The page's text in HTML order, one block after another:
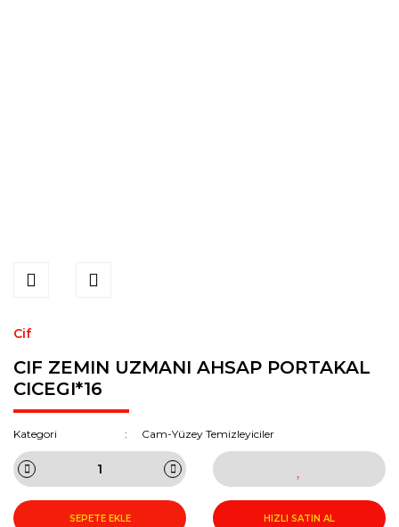
Cif
CIF ZEMIN UZMANI AHSAP PORTAKAL
CICEGI*16
Kategori Cam-Yüzey Temizleyiciler
SEPETE EKLE HIZLI SATIN AL